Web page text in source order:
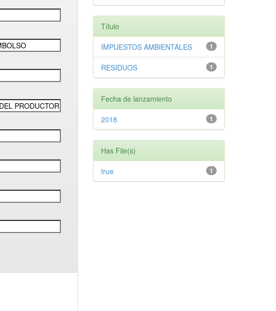
Título
1
IMPUESTOS AMBIENTALES
1
RESIDUOS
Fecha de lanzamiento
1
2018
Has File(s)
1
true